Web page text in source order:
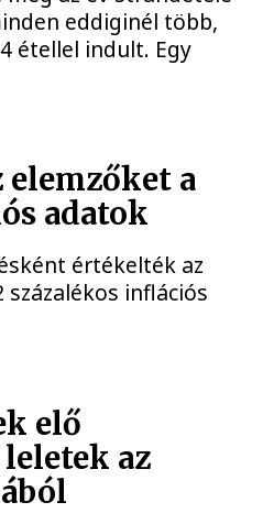
eddiginél több,
étellel indult. Egy
a
adatok
értékelték az
százalékos inflációs
elő
az